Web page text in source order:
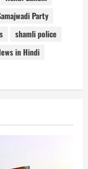
Party
shamli police
in Hindi